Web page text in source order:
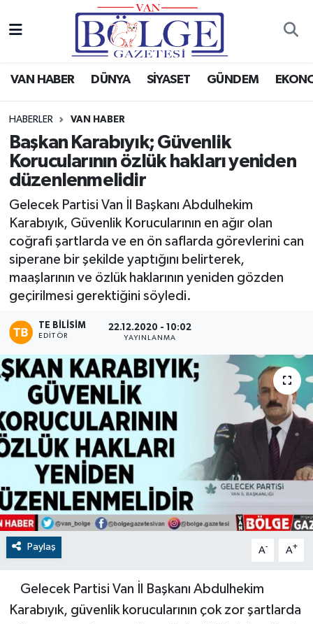
VAN HABER DÜNYA SİYASET GÜNDEM
HABERLER VAN HABER
Başkan Karabıyık; Güvenlik
Korucularının özlük hakları yeniden
düzenlenmelidir
Gelecek Partisi Van İl Başkanı Abdulhekim
Karabıyık, Güvenlik Korucularının en ağır olan
coğrafi şartlarda ve en ön saflarda görevlerini can
siperane bir şekilde yaptığını belirterek,
maaşlarının ve özlük haklarının yeniden gözden
geçirilmesi gerektiğini söyledi.
TE BILISIM
EDITÖR
22.12.2020 - 10:02
YAYINLANMA
Paylaş A- A+
Gelecek Partisi Van İl Başkanı Abdulhekim
Karabıyık, güvenlik korucularının çok zor şartlarda
Van Haber
Gündem
Spor
Eğitim
Sağlık
Dünya
RESMİ İLANLAR
Hava Durumu
Puan Durumu ve Fikstür
Tüm Manşetler
Son Dakika Haberleri
Haber Arşivi